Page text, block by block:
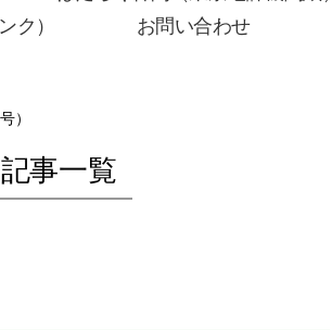
ク） お問い合わせ
）
記事一覧